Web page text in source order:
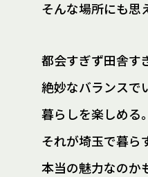
そんな場所にも思
都会すぎず田舎す
絶妙なバランスで
暮らしを楽しめる。
それが埼玉で暮ら
本当の魅力なのか